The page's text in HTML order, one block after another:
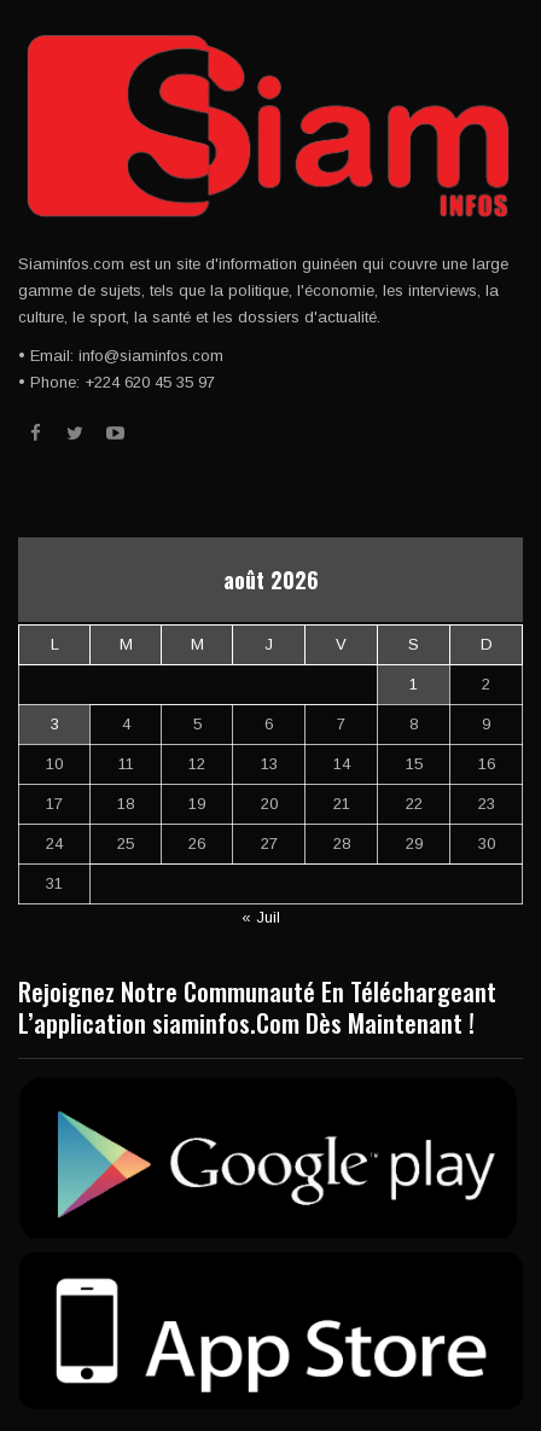
Siaminfos.com est un site d'information guinéen qui couvre une large
gamme de sujets, tels que la politique, l'économie, les interviews, la
culture, le sport, la santé et les dossiers d'actualité.
• Email: info@siaminfos.com
• Phone: +224 620 45 35 97
août 2026
L M M J V S D
1 2
3 4 5 6 7 8 9
10 11 12 13 14 15 16
17 18 19 20 21 22 23
24 25 26 27 28 29 30
31
« Juil
Rejoignez Notre Communauté En Téléchargeant
L’application siaminfos.Com Dès Maintenant !